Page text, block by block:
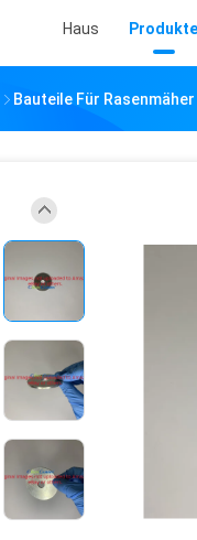
Haus Produkte
Bauteile Für